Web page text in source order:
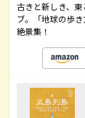
古きと新しき、
ブ。「地球の歩
絶景集！